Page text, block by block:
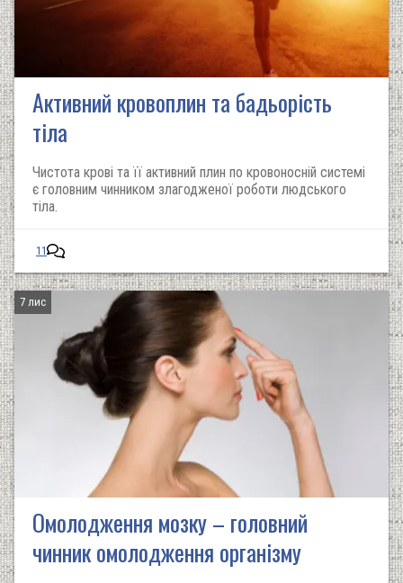
Активний кровоплин та бадьорість
тіла
Чистота крові та її активний плин по кровоносній системі
є головним чинником злагодженої роботи людського
тіла.
11
7 лис
Омолодження мозку – головний
чинник омолодження організму